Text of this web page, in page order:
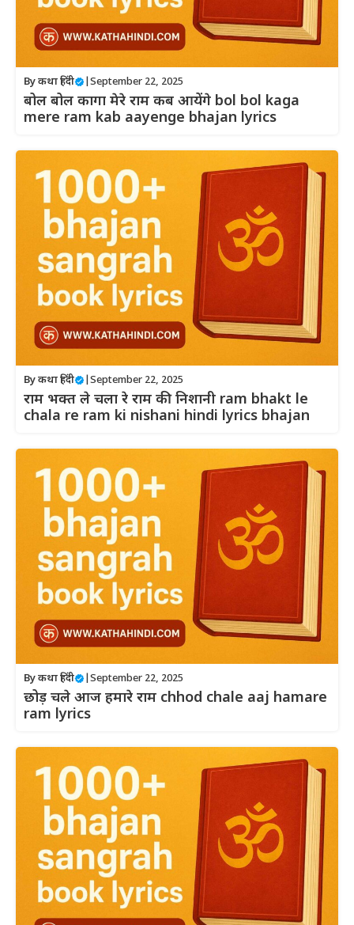
Byकथा हिंदी September 22, 2025
बोल बोल कागा मेरे राम कब आयेंगे bol bol kaga
mere ram kab aayenge bhajan lyrics
Byकथा हिंदी September 22, 2025
राम भक्त ले चला रे राम की निशानी ram bhakt le
chala re ram ki nishani hindi lyrics bhajan
Byकथा हिंदी September 22, 2025
छोड़ चले आज हमारे राम chhod chale aaj hamare
ram lyrics